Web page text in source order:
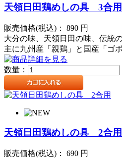
天領日田鶏めしの具 3合用
販売価格(税込)： 890 円
大分の味、天領日田の味、伝統
主に九州産「親鶏」と国産「ゴ
数量：
天領日田鶏めしの具 2合用
販売価格(税込)： 690 円